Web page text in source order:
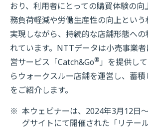
おり、利用者にとっての購買体験の向
務負荷軽減や労働生産性の向上という
実現しながら、持続的な店舗形態へ
れています。NTTデータは小売事業
営サービス「Catch&Go® 」を提供し
らウォークスルー店舗を運営し、蓄
をご紹介します。
※ 本ウェビナーは、2024年3月12日
グサイトにて開催された「リテー